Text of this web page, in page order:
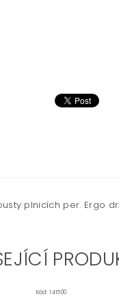
plnicích per. Ergo
Kód:141500